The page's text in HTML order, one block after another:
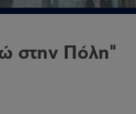
στην Πόλη"